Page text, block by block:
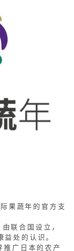
果蔬年的官方支
联合国设立，
益处的认识。
广日本的农产